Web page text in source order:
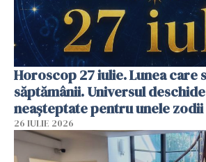
Horoscop 27 iulie. Lunea care
săptămânii. Universul
neașteptate pentru unele zodii
26 IULIE 2026